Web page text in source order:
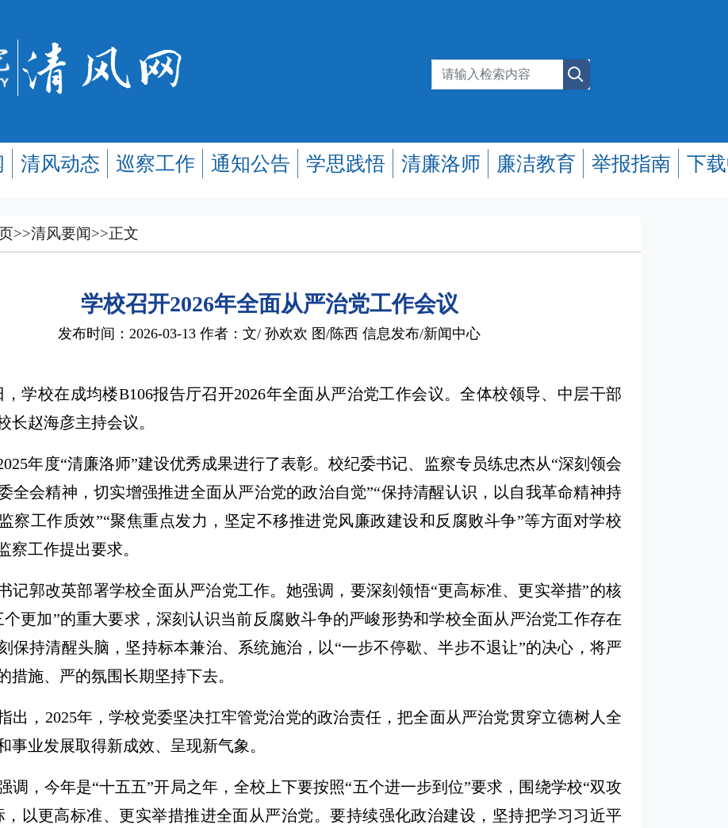
清风动态 巡察工作 通知公告 学思践悟 清廉洛师 廉洁教育 举报指南 下
>>清风要闻>>正文
学校召开2026年全面从严治党工作会议
发布时间：2026-03-13 作者：文/ 孙欢欢 图/陈西 信息发布/新闻中心
，学校在成均楼B106报告厅召开2026年全面从严治党工作会议。全体校领导、中层干部
长赵海彦主持会议。
年度“清廉洛师”建设优秀成果进行了表彰。校纪委书记、监察专员练忠杰从“深刻领会
全会精神，切实增强推进全面从严治党的政治自觉”“保持清醒认识，以自我革命精神持
察工作质效”“聚焦重点发力，坚定不移推进党风廉政建设和反腐败斗争”等方面对学校
察工作提出要求。
记郭改英部署学校全面从严治党工作。她强调，要深刻领悟“更高标准、更实举措”的核
个更加”的重大要求，深刻认识当前反腐败斗争的严峻形势和学校全面从严治党工作存在
保持清醒头脑，坚持标本兼治、系统施治，以“一步不停歇、半步不退让”的决心，将严
措施、严的氛围长期坚持下去。
出，2025年，学校党委坚决扛牢管党治党的政治责任，把全面从严治党贯穿立德树人全
事业发展取得新成效、呈现新气象。
调，今年是“十五五”开局之年，全校上下要按照“五个进一步到位”要求，围绕学校“双攻
，以更高标准、更实举措推进全面从严治党。要持续强化政治建设，坚持把学习习近平